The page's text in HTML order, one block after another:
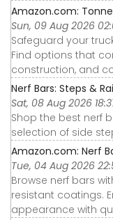
Amazon.com:
Sun, 09 Aug 2026
Safeguard your
Find options that
construction, and
Nerf Bars: Steps &
Sat, 08 Aug 2026
Shop the best nerf
selection of side
Amazon.com: Nerf
Tue, 04 Aug 2026
Browse nerf bars
resistant coatings.
appearance with